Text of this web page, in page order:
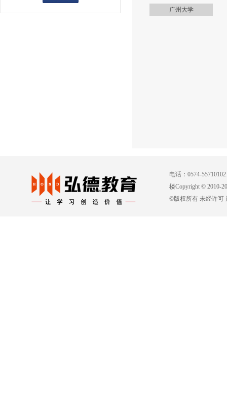
广州大学
电话：0574-
楼Copyright © 2010-
©版权所有 未经许